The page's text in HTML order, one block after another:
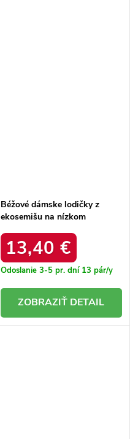
Béžové dámske lodičky z
ekosemišu na nízkom
BEIGE
13,40 €
Odoslanie 3-5 pr. dní 13 pár/y
DETAIL